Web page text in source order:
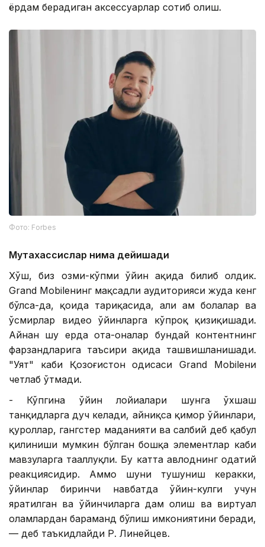
ёрдам берадиган аксессуарлар сотиб олиш.
Фото: Forbes
Мутахассислар нима дейишади
Хўш, биз озми-кўпми ўйин ҳақида билиб олдик.
Grand Mobileнинг мақсадли аудиторияси жуда кенг
бўлса-да, қоида тариқасида, ҳали ҳам болалар ва
ўсмирлар видео ўйинларга кўпроқ қизиқишади.
Айнан шу ерда ота-оналар бундай контентнинг
фарзандларига таъсири ҳақида ташвишланишади.
"Уят" каби Қозоғистон ҳодисаси Grand Mobileни
четлаб ўтмади.
- Кўпгина ўйин лойиҳалари шунга ўхшаш
танқидларга дуч келади, айниқса қимор ўйинлари,
қуроллар, гангстер маданияти ва салбий деб қабул
қилиниши мумкин бўлган бошқа элементлар каби
мавзуларга тааллуқли. Бу катта авлоднинг одатий
реакциясидир. Аммо шуни тушуниш керакки,
ўйинлар биринчи навбатда ўйин-кулги учун
яратилган ва ўйинчиларга дам олиш ва виртуал
оламлардан баҳраманд бўлиш имкониятини беради,
— деб таъкидлайди Р. Линейцев.